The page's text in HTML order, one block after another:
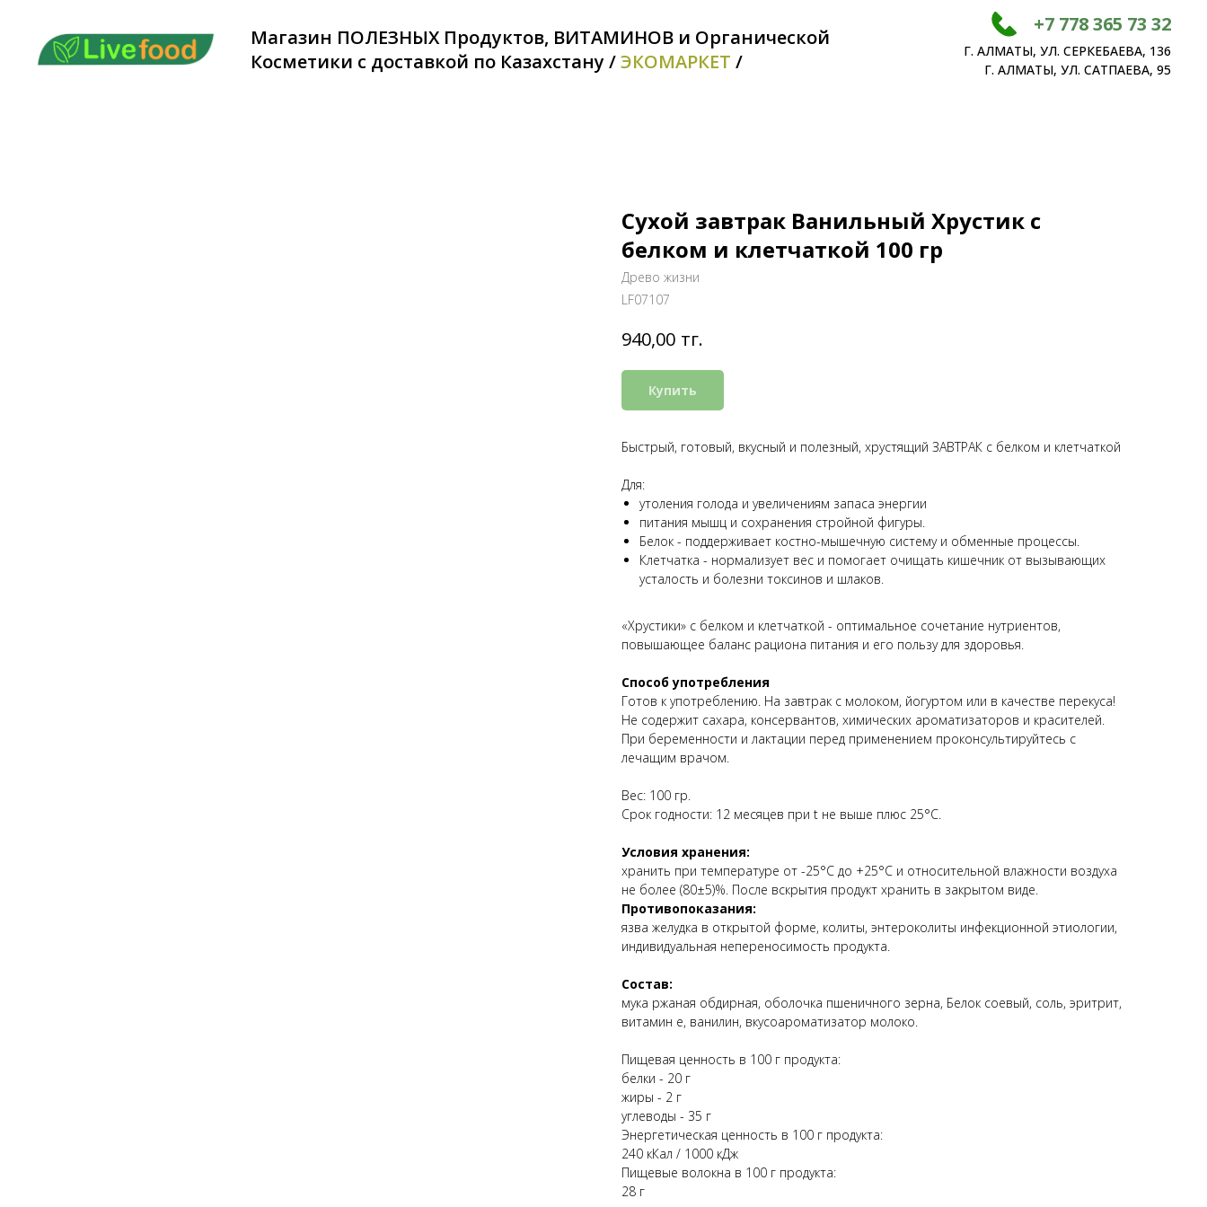
Магазин ПОЛЕЗНЫХ Продуктов, ВИТАМИНОВ и Органической
Косметики с доставкой по Казахстану /ЭКОМАРКЕТ /
+7 778 365 73 32
Г. АЛМАТЫ, УЛ. СЕРКЕБАЕВА, 136
Г. АЛМАТЫ, УЛ. САТПАЕВА, 95
Сухой завтрак Ванильный Хрустик с
белком и клетчаткой 100 гр
Древо жизни
LF07107
940,00 тг.
Купить
Быстрый, готовый, вкусный и полезный, хрустящий ЗАВТРАК с белком и клетчаткой
Для:
утоления голода и увеличениям запаса энергии
питания мышц и сохранения стройной фигуры.
Белок - поддерживает костно-мышечную систему и обменные процессы.
Клетчатка - нормализует вес и помогает очищать кишечник от вызывающих
усталость и болезни токсинов и шлаков.
«Хрустики» с белком и клетчаткой - оптимальное сочетание нутриентов,
повышающее баланс рациона питания и его пользу для здоровья.
Способ употребления
Готов к употреблению. На завтрак с молоком, йогуртом или в качестве перекуса!
Не содержит сахара, консервантов, химических ароматизаторов и красителей.
При беременности и лактации перед применением проконсультируйтесь с
лечащим врачом.
Вес: 100 гр.
Срок годности: 12 месяцев при t не выше плюс 25°С.
Условия хранения:
хранить при температуре от -25°С до +25°С и относительной влажности воздуха
не более (80±5)%. После вскрытия продукт хранить в закрытом виде.
Противопоказания:
язва желудка в открытой форме, колиты, энтероколиты инфекционной этиологии,
индивидуальная непереносимость продукта.
Состав:
мука ржаная обдирная, оболочка пшеничного зерна, Белок соевый, соль, эритрит,
витамин е, ванилин, вкусоароматизатор молоко.
Пищевая ценность в 100 г продукта:
белки - 20 г
жиры - 2 г
углеводы - 35 г
Энергетическая ценность в 100 г продукта:
240 кКал / 1000 кДж
Пищевые волокна в 100 г продукта:
28 г